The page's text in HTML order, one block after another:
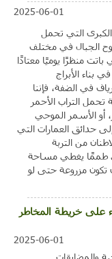
2025-06-01
التي تحمل
الجبال في مختلف
منظرًا يوميًا معتادًا
بناء الأبراج
في الضفة، فإننا
التراب الأحمر
أو الأسمر الموحي
حدائق العمارات التي
من التربة
طممًا يغطي مساحة
تكون مزروعة حتى لو
على خريطة المخاطر
2025-06-01